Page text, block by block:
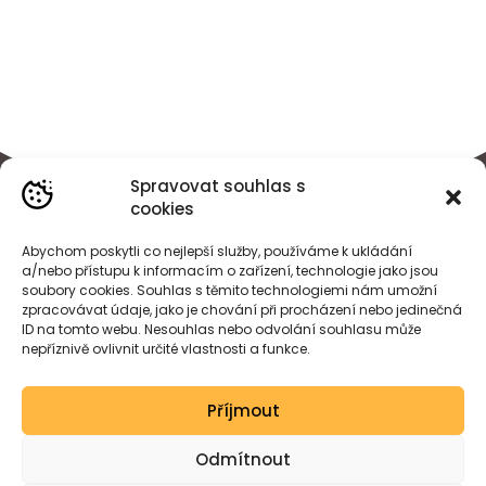
Spravovat souhlas s
cookies
Abychom poskytli co nejlepší služby, používáme k ukládání
a/nebo přístupu k informacím o zařízení, technologie jako jsou
soubory cookies. Souhlas s těmito technologiemi nám umožní
zpracovávat údaje, jako je chování při procházení nebo jedinečná
ID na tomto webu. Nesouhlas nebo odvolání souhlasu může
nepříznivě ovlivnit určité vlastnosti a funkce.
Příjmout
Odmítnout
BÁRAHEJDOVÁ
Created by wessdesign.